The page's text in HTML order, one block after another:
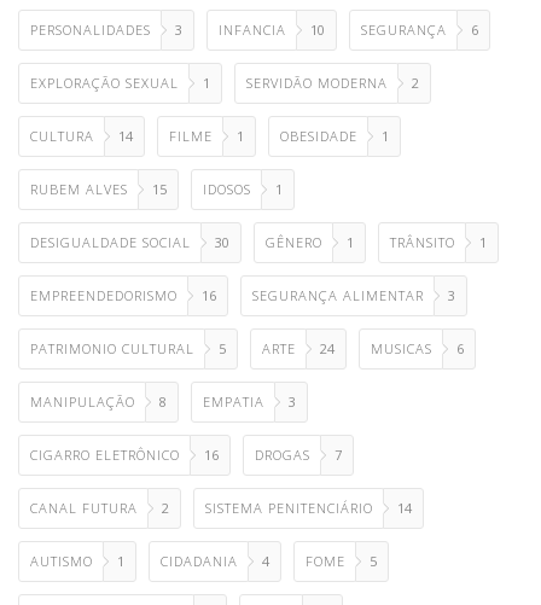
PERSONALIDADES 3 INFANCIA 10 SEGURANÇA 6
EXPLORAÇÃO SEXUAL 1 SERVIDÃO MODERNA 2
CULTURA 14 FILME 1 OBESIDADE 1
RUBEM ALVES 15 IDOSOS 1
DESIGUALDADE SOCIAL 30 GÊNERO 1 TRÂNSITO 1
EMPREENDEDORISMO 16 SEGURANÇA ALIMENTAR 3
PATRIMONIO CULTURAL 5 ARTE 24 MUSICAS 6
MANIPULAÇÃO 8 EMPATIA 3
CIGARRO ELETRÔNICO 16 DROGAS 7
CANAL FUTURA 2 SISTEMA PENITENCIÁRIO 14
AUTISMO 1 CIDADANIA 4 FOME 5